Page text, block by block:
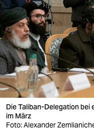
sport
berlin
nord
wahrheit
verlag
verlag
Die Taliban-Delegation
im März
Foto: Alexander